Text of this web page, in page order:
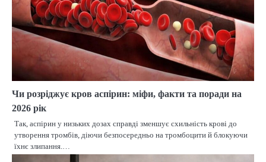
Чи розріджує кров аспірин: міфи, факти та поради на
2026 рік
Так, аспірин у низьких дозах справді зменшує схильність крові до
утворення тромбів, діючи безпосередньо на тромбоцити й блокуючи
їхнє злипання.…